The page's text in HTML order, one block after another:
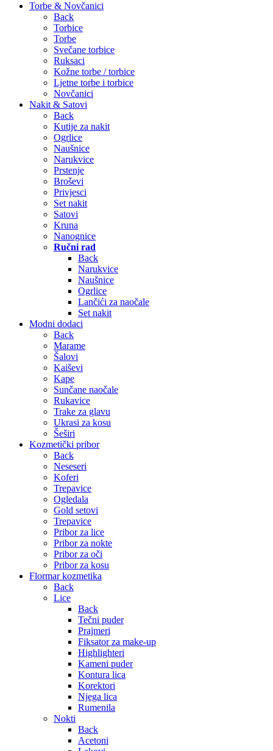
Torbe & Novčanici
Back
Torbice
Torbe
Svečane torbice
Ruksaci
Kožne torbe / torbice
Ljetne torbe i torbice
Novčanici
Nakit & Satovi
Back
Kutije za nakit
Ogrlice
Naušnice
Narukvice
Prstenje
Broševi
Privjesci
Set nakit
Satovi
Kruna
Nanognice
Ručni rad
Back
Narukvice
Naušnice
Ogrlice
Lančići za naočale
Set nakit
Modni dodaci
Back
Marame
Šalovi
Kaiševi
Kape
Sunčane naočale
Rukavice
Trake za glavu
Ukrasi za kosu
Šeširi
Kozmetički pribor
Back
Neseseri
Koferi
Trepavice
Ogledala
Gold setovi
Trepavice
Pribor za lice
Pribor za nokte
Pribor za oči
Pribor za kosu
Flormar kozmetika
Back
Lice
Back
Tečni puder
Prajmeri
Fiksator za make-up
Highlighteri
Kameni puder
Kontura lica
Korektori
Njega lica
Rumenila
Nokti
Back
Acetoni